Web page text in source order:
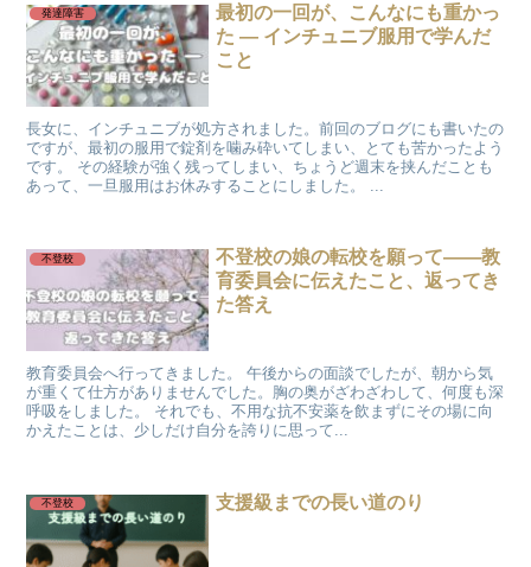
発達障害
最初の一回が、こんなにも重かっ
た ― インチュニブ服用で学んだ
こと
長女に、インチュニブが処方されました。前回のブログにも書いたの
ですが、最初の服用で錠剤を噛み砕いてしまい、とても苦かったよう
です。 その経験が強く残ってしまい、ちょうど週末を挟んだことも
あって、一旦服用はお休みすることにしました。 ...
不登校
不登校の娘の転校を願って——教
育委員会に伝えたこと、返ってき
た答え
教育委員会へ行ってきました。 午後からの面談でしたが、朝から気
が重くて仕方がありませんでした。胸の奥がざわざわして、何度も深
呼吸をしました。 それでも、不用な抗不安薬を飲まずにその場に向
かえたことは、少しだけ自分を誇りに思って...
不登校 支援級までの長い道のり